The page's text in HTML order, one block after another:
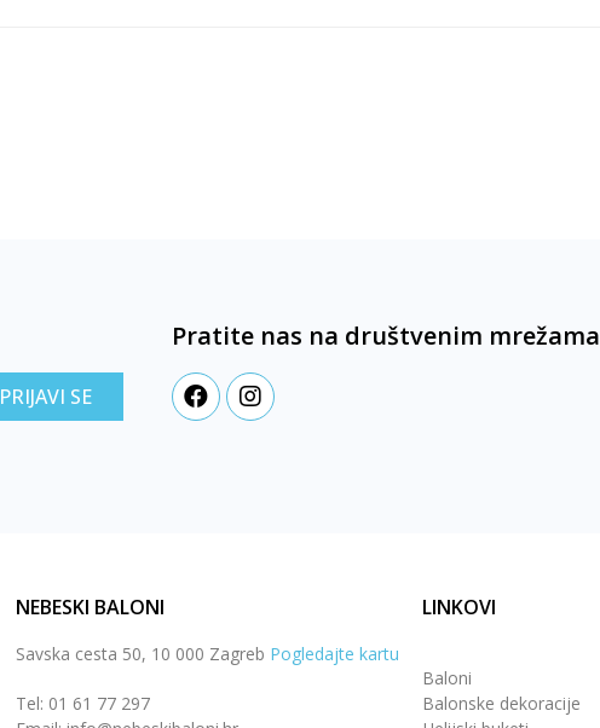
PRIJAVI SE
Pratite nas na društvenim mrežama
NEBESKI BALONI
Savska cesta 50, 10 000 Zagreb Pogledajte kartu
Tel: 01 61 77 297
LINKOVI
Baloni
Balonske dekoracije